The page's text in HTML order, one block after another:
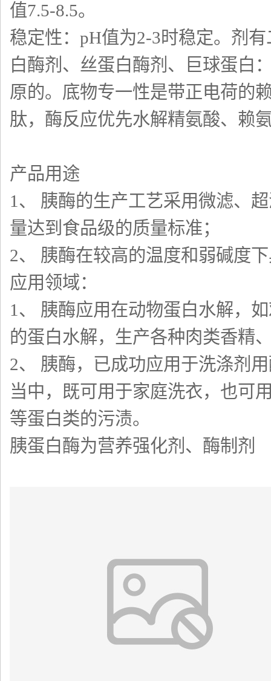
值7.5-8.5。
稳定性：pH值为2-3时稳定。剂
白酶剂、丝蛋白酶剂、巨球蛋白
原的。底物专一性是带正电荷的
肽，酶反应优先水解精氨酸、赖
产品用途
1、 胰酶的生产工艺采用微滤、
量达到食品级的质量标准；
2、 胰酶在较高的温度和弱碱度
应用领域：
1、 胰酶应用在动物蛋白水解，
的蛋白水解，生产各种肉类香精
2、 胰酶，已成功应用于洗涤剂
当中，既可用于家庭洗衣，也可
等蛋白类的污渍。
胰蛋白酶为营养强化剂、酶制剂